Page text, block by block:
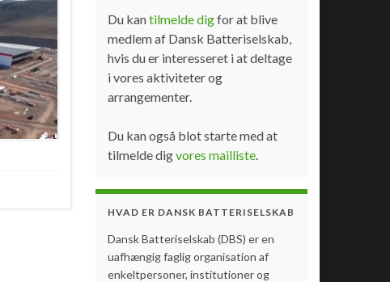
Du kantilmelde digfor at blive
medlem af Dansk Batteriselskab,
hvis du er interesseret i at deltage
i vores aktiviteter og
arrangementer.
Du kan også blot starte med at
tilmelde digvores mailliste.
HVAD ER DANSK BATTERISELSKAB
Dansk Batteriselskab (DBS) er en
uafhængig faglig organisation af
enkeltpersoner, institutioner og